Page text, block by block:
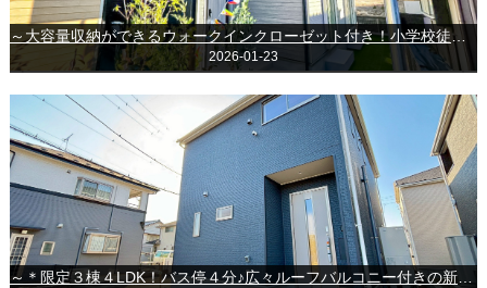
～大容量収納ができるウォークインクローゼット付き！小学校徒歩５分で安心の新築戸建～四街道市栗山
2026-01-23
～＊限定３棟４LDK！バス停４分♪広々ルーフバルコニー付きの新築戸建＊～◆千葉市緑区古市場町◆